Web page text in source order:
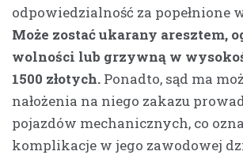
odpowiedzialność za popełnione
Może zostać ukarany aresztem,
wolności lub grzywną w
1500 złotych. Ponadto, sąd ma
nałożenia na niego zakazu
pojazdów mechanicznych, co
komplikacje w jego zawodowej